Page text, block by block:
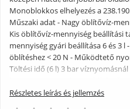
Monoblokkos elhelyezés a
Műszaki adat - Nagy öblítővíz-
Kis öblítővíz-mennyiség beállítási
mennyiség gyári beállítása 6 és 3
öblítéshez < 20 N - Működtető
Töltési idő (6 l) 3 bar
- flexibilis cső 3/8" Kivéve: -
Részletes leírás és jellemzés